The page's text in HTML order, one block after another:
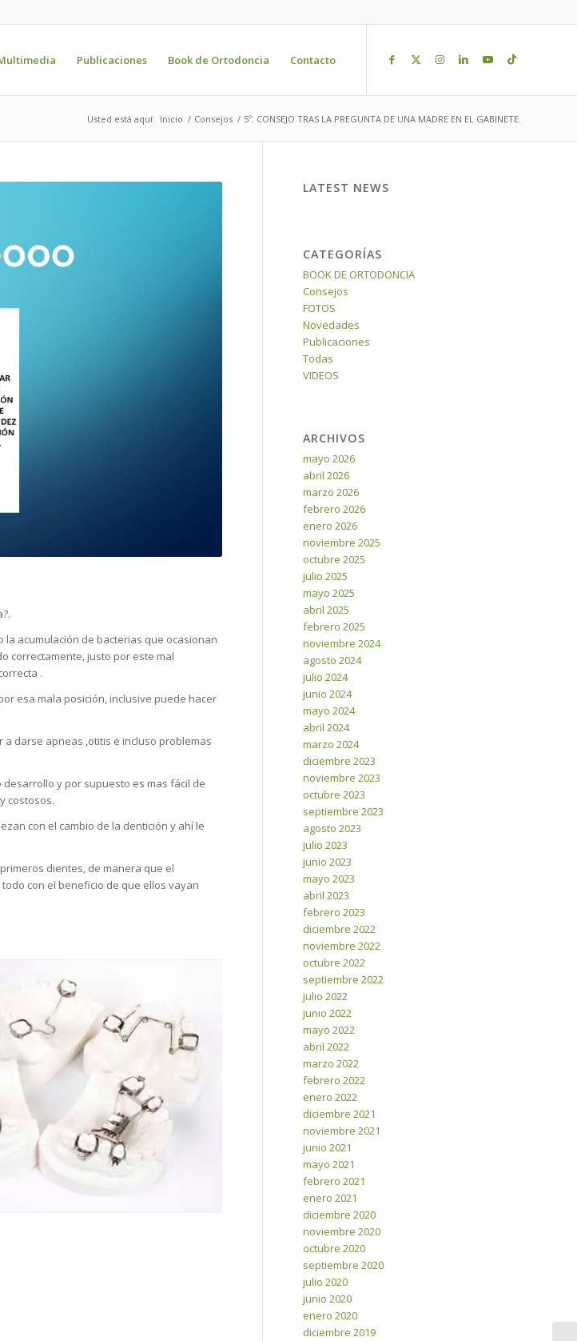
Publicaciones Book de Ortodoncia Contacto
Usted está aquí: Inicio / Consejos / 5º. CONSEJO TRAS LA PREGUNTA DE UNA MADRE EN EL GABINETE.
acumulación de bacterias que ocasionan
correctamente, justo por este mal
.
esa mala posición, inclusive puede hacer
darse apneas ,otitis e incluso problemas
y por supuesto es mas fácil de
costosos.
con el cambio de la dentición y ahí le
dientes, de manera que el
con el beneficio de que ellos vayan
LATEST NEWS
CATEGORÍAS
BOOK DE ORTODONCIA
Consejos
FOTOS
Novedades
Publicaciones
Todas
VIDEOS
ARCHIVOS
mayo 2026
abril 2026
marzo 2026
febrero 2026
enero 2026
noviembre 2025
octubre 2025
julio 2025
mayo 2025
abril 2025
febrero 2025
noviembre 2024
agosto 2024
julio 2024
junio 2024
mayo 2024
abril 2024
marzo 2024
diciembre 2023
noviembre 2023
octubre 2023
septiembre 2023
agosto 2023
julio 2023
junio 2023
mayo 2023
abril 2023
febrero 2023
diciembre 2022
noviembre 2022
octubre 2022
septiembre 2022
julio 2022
junio 2022
mayo 2022
abril 2022
marzo 2022
febrero 2022
enero 2022
diciembre 2021
noviembre 2021
junio 2021
mayo 2021
febrero 2021
enero 2021
diciembre 2020
noviembre 2020
octubre 2020
septiembre 2020
julio 2020
junio 2020
enero 2020
diciembre 2019